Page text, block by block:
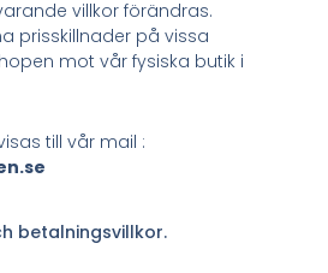
villkor förändras.
prisskillnader på vissa
mot vår fysiska butik i
till vår mail :
betalningsvillkor.